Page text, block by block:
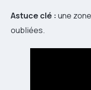
Astuce clé : une
oubliées.